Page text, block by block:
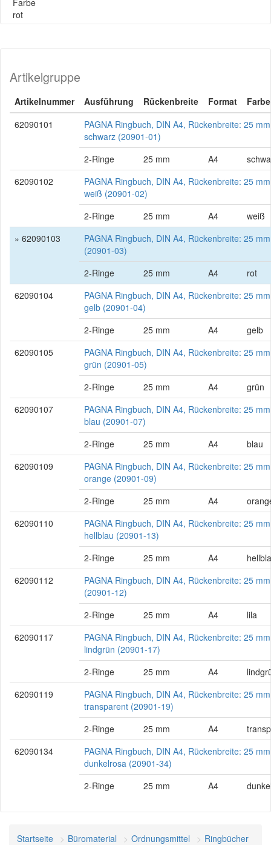
Farbe
rot
Artikelgruppe
Artikelnummer Ausführung Rückenbreite Format
Farbe
62090101
PAGNA Ringbuch, DIN A4, Rückenbreite: 25
schwarz (20901-01)
2-Ringe
25 mm A4
62090102
PAGNA Ringbuch, DIN A4, Rückenbreite: 25
weiß (20901-02)
2-Ringe
25 mm A4
weiß
» 62090103
PAGNA Ringbuch, DIN A4, Rückenbreite: 25
(20901-03)
2-Ringe
25 mm A4
rot
62090104
PAGNA Ringbuch, DIN A4, Rückenbreite: 25
gelb (20901-04)
2-Ringe
25 mm A4
gelb
62090105
PAGNA Ringbuch, DIN A4, Rückenbreite: 25
grün (20901-05)
2-Ringe
25 mm A4
grün
62090107
PAGNA Ringbuch, DIN A4, Rückenbreite: 25
blau (20901-07)
2-Ringe
25 mm A4
blau
62090109
PAGNA Ringbuch, DIN A4, Rückenbreite: 25
orange (20901-09)
2-Ringe
25 mm A4
62090110
PAGNA Ringbuch, DIN A4, Rückenbreite: 25
hellblau (20901-13)
2-Ringe
25 mm A4
62090112
PAGNA Ringbuch, DIN A4, Rückenbreite: 25
(20901-12)
2-Ringe
25 mm A4
lila
62090117
PAGNA Ringbuch, DIN A4, Rückenbreite: 25
lindgrün (20901-17)
2-Ringe
25 mm A4
62090119
PAGNA Ringbuch, DIN A4, Rückenbreite: 25
transparent (20901-19)
2-Ringe
25 mm A4
62090134
PAGNA Ringbuch, DIN A4, Rückenbreite: 25
dunkelrosa (20901-34)
2-Ringe
25 mm A4
Startseite Büromaterial Ordnungsmittel
Ringbücher